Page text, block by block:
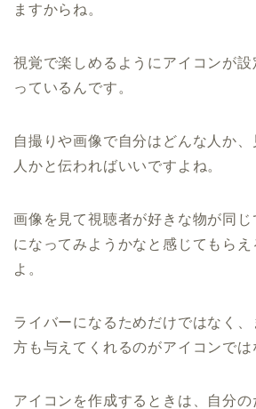
ますからね。
視覚で楽しめるようにアイコンが
っているんです。
自撮りや画像で自分はどんな人か
人かと伝わればいいですよね。
画像を見て視聴者が好きな物が同
になってみようかなと感じてもら
よ。
ライバーになるためだけではなく
方も与えてくれるのがアイコンでは
アイコンを作成するときは、自分の